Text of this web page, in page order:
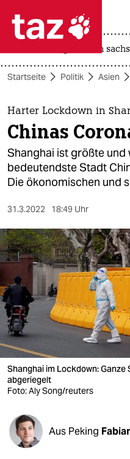
 taz
taz zahl
themen
politik
öko
sport
berlin
nord
wahrheit
verlag
verlag
shop
fragen & hilfe
landtagswahl in
Startseite Politik Asien
Harter Lockdown in
Chinas
Shanghai ist größte
bedeutendste Stadt
Die ökonomischen und
31.3.2022 18:49 Uhr
Shanghai im Lockdown:
abgeriegelt
Foto: Aly Song/reuters
Aus Peking